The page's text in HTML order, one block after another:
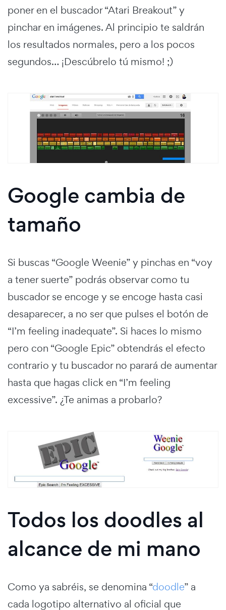
poner en el buscador “Atari Breakout” y
pinchar en imágenes. Al principio te saldrán
los resultados normales, pero a los pocos
segundos… ¡Descúbrelo tú mismo! ;)
Google cambia de
tamaño
Si buscas “Google Weenie” y pinchas en “voy
a tener suerte” podrás observar como tu
buscador se encoge y se encoge hasta casi
desaparecer, a no ser que pulses el botón de
“I’m feeling inadequate”. Si haces lo mismo
pero con “Google Epic” obtendrás el efecto
contrario y tu buscador no parará de aumentar
hasta que hagas click en “I’m feeling
excessive”. ¿Te animas a probarlo?
Todos los doodles al
alcance de mi mano
Como ya sabréis, se denomina “doodle” a
cada logotipo alternativo al oficial que